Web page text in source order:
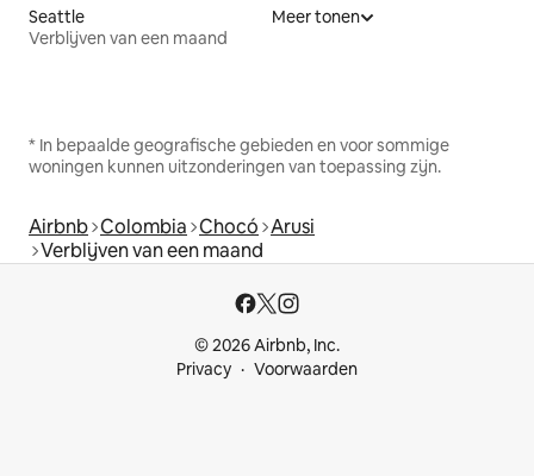
Seattle
Verblijven van een maand
Meer tonen
* In bepaalde geografische gebieden en voor sommige
woningen kunnen uitzonderingen van toepassing zijn.
Airbnb Colombia Chocó Arusi
Verblijven van een maand
© 2026 Airbnb, Inc.
Privacy
Voorwaarden